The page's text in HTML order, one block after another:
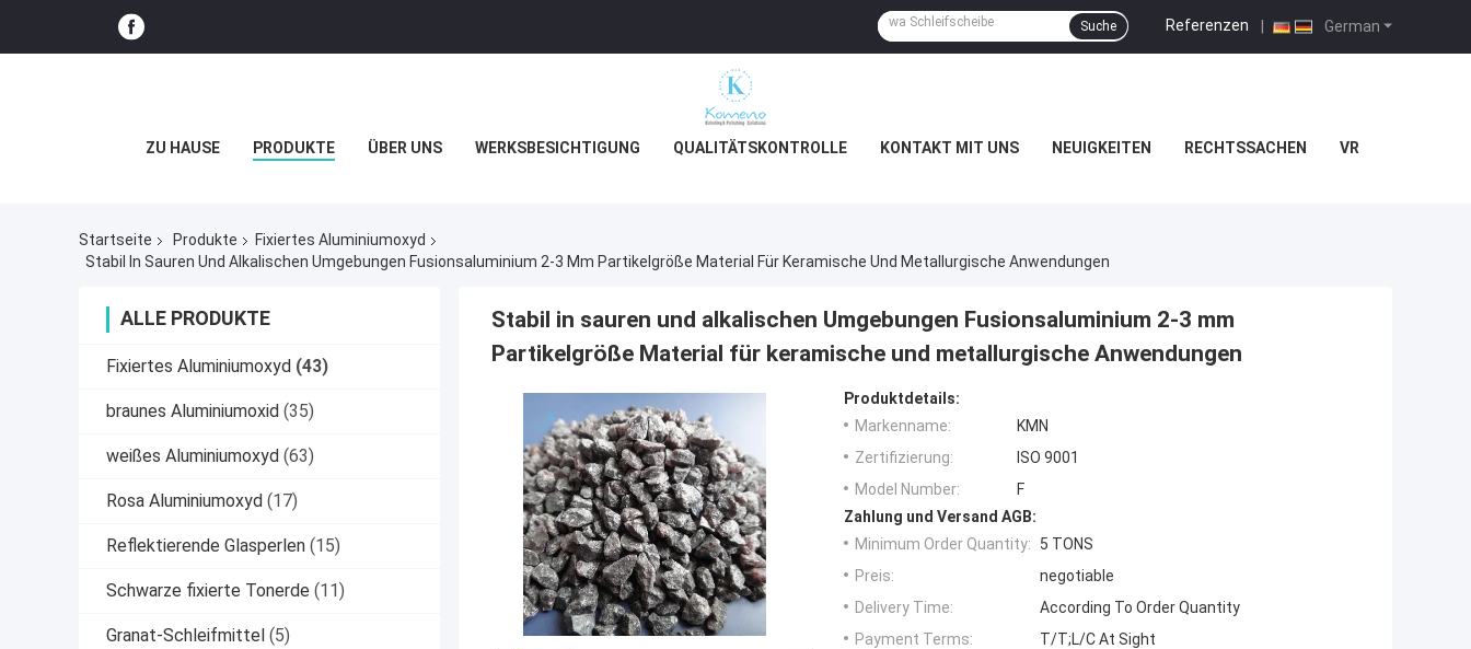
German
Referenzen |
Suche
ZU HAUSE PRODUKTE ÜBER UNS WERKSBESICHTIGUNG QUALITÄTSKONTROLLE KONTAKT MIT UNS NEUIGKEITEN RECHTSSACHEN VR
Startseite Produkte
Fixiertes Aluminiumoxyd
Stabil In Sauren Und Alkalischen Umgebungen Fusionsaluminium 2-3 Mm Partikelgröße Material Für Keramische Und Metallurgische Anwendungen
ALLE PRODUKTE
Fixiertes Aluminiumoxyd (43)
braunes Aluminiumoxid (35)
weißes Aluminiumoxyd (63)
Rosa Aluminiumoxyd (17)
Reflektierende Glasperlen (15)
Schwarze fixierte Tonerde (11)
Granat-Schleifmittel (5)
Stabil in sauren und alkalischen Umgebungen Fusionsaluminium 2-3 mm
Partikelgröße Material für keramische und metallurgische Anwendungen
Produktdetails:
Markenname:
KMN
Zertifizierung:
ISO 9001
Model Number:
F
Zahlung und Versand AGB:
Minimum Order Quantity:
5 TONS
Preis:
negotiable
Delivery Time:
According To Order Quantity
Payment Terms:
T/T;L/C At Sight